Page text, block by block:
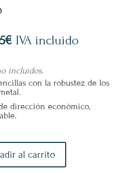
€El
actual
es:
197,65€.
IVA incluido
incluídos.
con la robustez de los
dirección económico,
al carrito